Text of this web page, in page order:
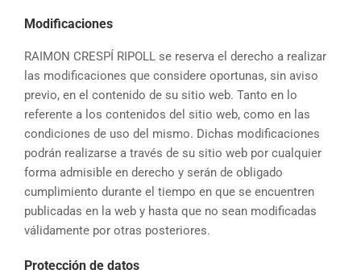
Modificaciones
RAIMON CRESPÍ RIPOLL se reserva el derecho a realizar
las modificaciones que considere oportunas, sin aviso
previo, en el contenido de su sitio web. Tanto en lo
referente a los contenidos del sitio web, como en las
condiciones de uso del mismo. Dichas modificaciones
podrán realizarse a través de su sitio web por cualquier
forma admisible en derecho y serán de obligado
cumplimiento durante el tiempo en que se encuentren
publicadas en la web y hasta que no sean modificadas
válidamente por otras posteriores.
Protección de datos